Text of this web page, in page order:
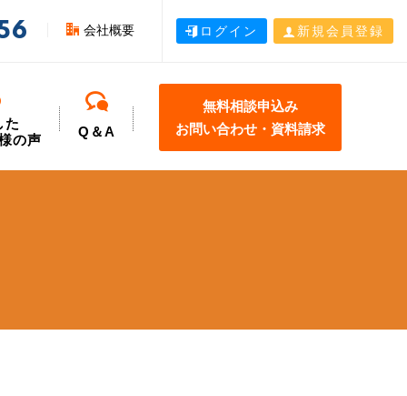
会社概要 ログイン 新規会員登録
た
の声
Q＆A
無料相談申込み
お問い合わせ・資料請求